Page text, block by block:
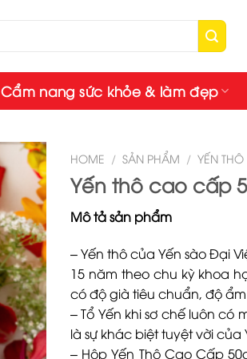
Cẩm nang sức khỏe & làm đẹp
HOME / SẢN PHẨM / YẾN THÔ
Yến thô cao cấp
Mô tả sản phẩm
– Yến thô của Yến sào Đại
15 năm theo chu kỳ khoa
có độ già tiêu chuẩn, độ
– Tổ Yến khi sơ chế luôn
là sự khác biệt tuyệt vời của
– Hộp Yến Thô Cao Cấp